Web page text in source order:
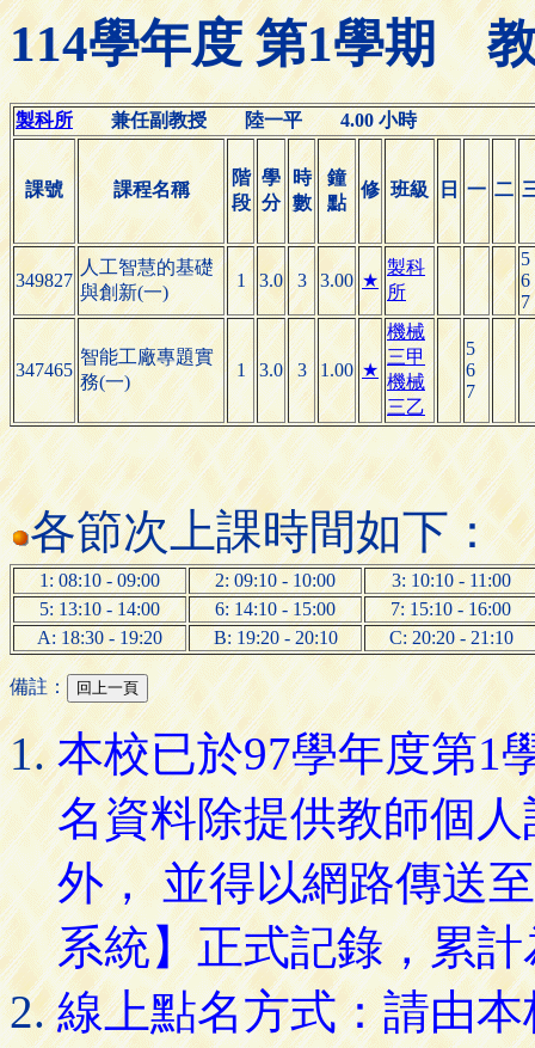
114學年度 第1學期
製科所兼任副教授 陸一平 4.00 小時
課號 課程名稱
階
段
學
分
時
數
鐘
點
修 班級 日 一 二
349827
人工智慧的基礎
與創新(一)
1 3.0 3 3.00 ★
製科
所
5
6
7
347465
智能工廠專題實
務(一)
1 3.0 3 1.00 ★
機械
三甲
機械
三乙
5
6
7
各節次上課時間如下：
1: 08:10 - 09:00 2: 09:10 - 10:00
3: 10:10 - 11:00
5: 13:10 - 14:00
6: 14:10 - 15:00
7: 15:10 - 16:00
A: 18:30 - 19:20
B: 19:20 - 20:10 C: 20:20 - 21:10
備註：
本校已於97學年度第1
名資料除提供教師個
外， 並得以網路傳送
系統】正式記錄，累
線上點名方式：請由